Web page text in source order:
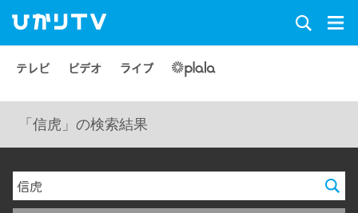
テレビ ビデオ ライブ
「信虎」の検索結果